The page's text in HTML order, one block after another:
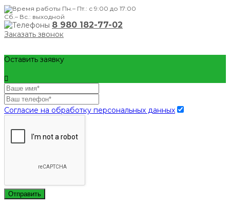
Пн.– Пт.: с 9:00 до 17:00
Сб.– Вс.: выходной
8 980 182-77-02
Заказать звонок
Оставить заявку
Согласие на обработку персональных данных
Отправить